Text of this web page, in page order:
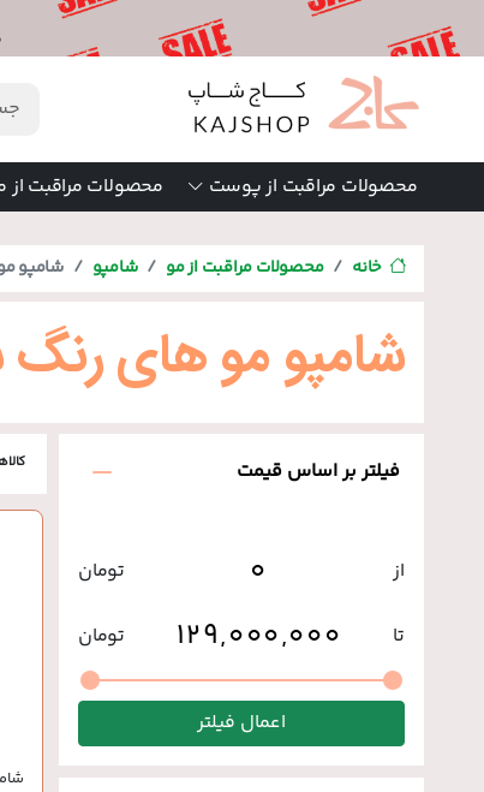
محصولات مراقبت از پوست محصولات مراقبت از
خانه محصولات مراقبت از مو شامپو شامپو
شامپو مو های
فیلتر بر اساس قیمت
از تومان
تا تومان
اعمال فیلتر